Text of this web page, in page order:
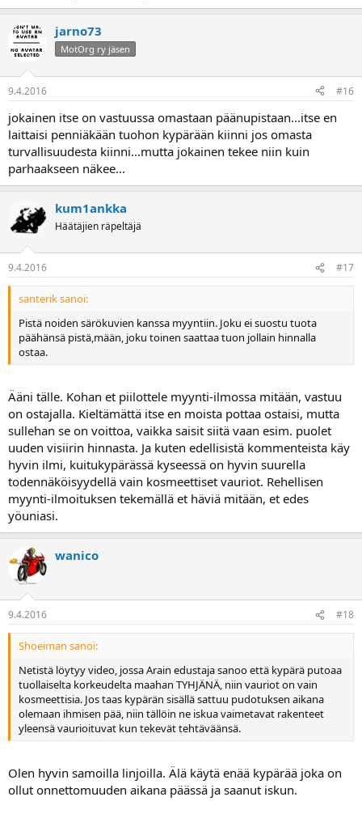
jarno73
MotOrg ry jäsen
9.4.2016 #16
jokainen itse on vastuussa omastaan päänupistaan...itse en
laittaisi penniäkään tuohon kypärään kiinni jos omasta
turvallisuudesta kiinni...mutta jokainen tekee niin kuin
parhaakseen näkee...
kum1ankka
Häätäjien räpeltäjä
9.4.2016 #17
santerik sanoi:
Pistä noiden särökuvien kanssa myyntiin. Joku ei suostu tuota
päähänsä pistä,mään, joku toinen saattaa tuon jollain hinnalla
ostaa.
Ääni tälle. Kohan et piilottele myynti-ilmossa mitään, vastuu
on ostajalla. Kieltämättä itse en moista pottaa ostaisi, mutta
sullehan se on voittoa, vaikka saisit siitä vaan esim. puolet
uuden visiirin hinnasta. Ja kuten edellisistä kommenteista käy
hyvin ilmi, kuitukypärässä kyseessä on hyvin suurella
todennäköisyydellä vain kosmeettiset vauriot. Rehellisen
myynti-ilmoituksen tekemällä et häviä mitään, et edes
yöuniasi.
wanico
9.4.2016 #18
Shoeiman sanoi:
Netistä löytyy video, jossa Arain edustaja sanoo että kypärä putoaa
tuollaiselta korkeudelta maahan TYHJÄNÄ, niin vauriot on vain
kosmeettisia. Jos taas kypärän sisällä sattuu pudotuksen aikana
olemaan ihmisen pää, niin tällöin ne iskua vaimetavat rakenteet
yleensä vaurioituvat kun tekevät tehtäväänsä.
Olen hyvin samoilla linjoilla. Älä käytä enää kypärää joka on
ollut onnettomuuden aikana päässä ja saanut iskun.